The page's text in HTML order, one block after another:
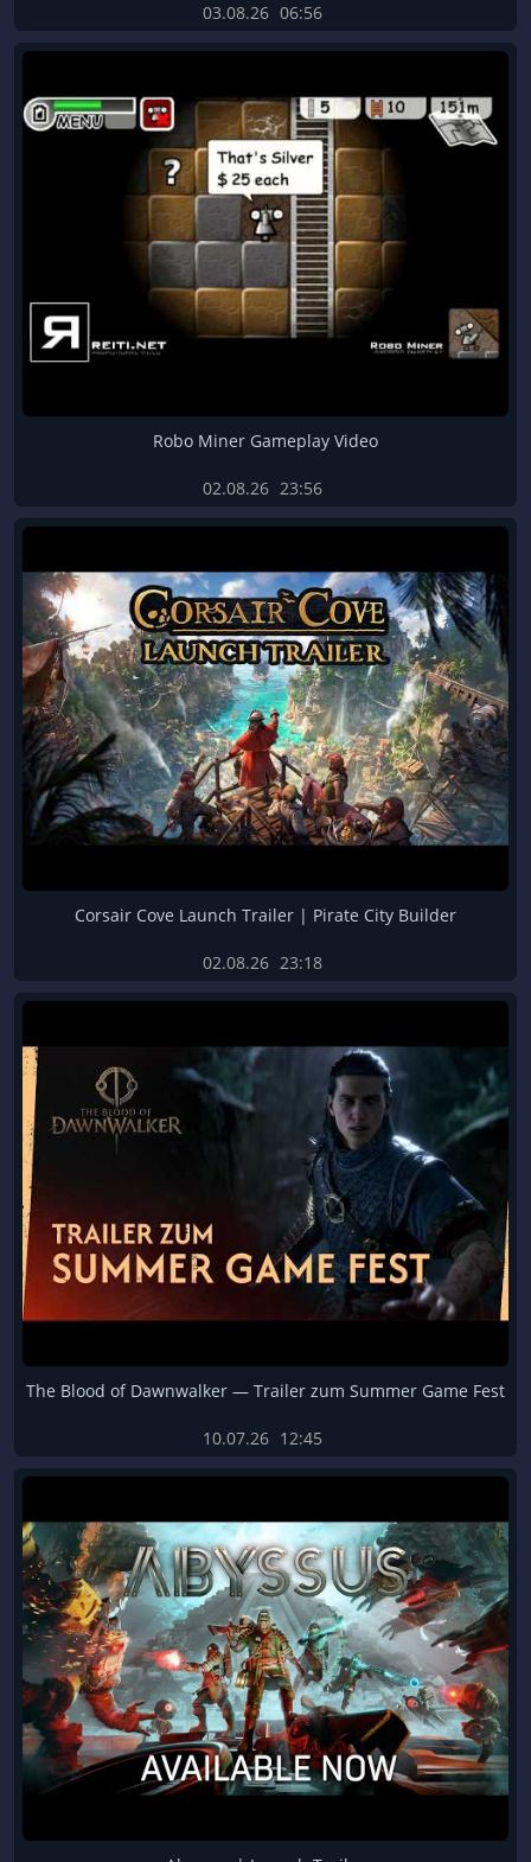
03.08.26 06:56
Robo Miner Gameplay Video
02.08.26 23:56
Corsair Cove Launch Trailer | Pirate City Builder
02.08.26 23:18
The Blood of Dawnwalker — Trailer zum Summer Game Fest
10.07.26 12:45